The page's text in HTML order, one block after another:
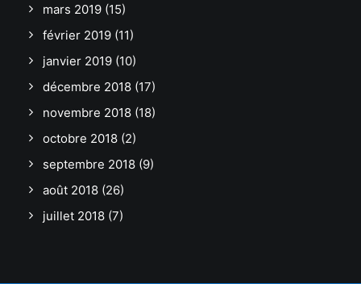
mars 2019 (15)
février 2019 (11)
janvier 2019 (10)
décembre 2018 (17)
novembre 2018 (18)
octobre 2018 (2)
septembre 2018 (9)
août 2018 (26)
juillet 2018 (7)